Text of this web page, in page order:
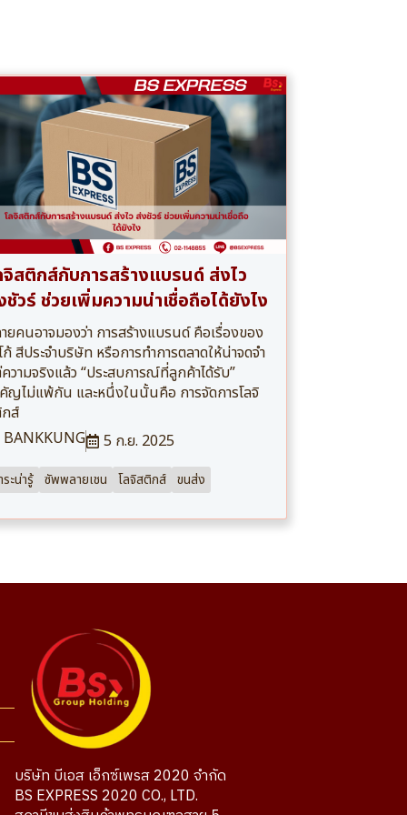
จิสติกส์กับการสร้างแบรนด์ ส่งไว
ชัวร์ ช่วยเพิ่มความน่าเชื่อถือได้ยังไง
ยคนอาจมองว่า การสร้างแบรนด์ คือเรื่องของ
ก้ สีประจำบริษัท หรือการทำการตลาดให้น่าจดจำ
วามจริงแล้ว “ประสบการณ์ที่ลูกค้าได้รับ”
ญไม่แพ้กัน และหนึ่งในนั้นคือ การจัดการโลจิ
ส์
BANKKUNG
5 ก.ย. 2025
ะน่ารู้ ซัพพลายเชน โลจิสติกส์ ขนส่ง
บริษัท บีเอส เอ็กซ์เพรส 2020 จำกัด
BS EXPRESS 2020 CO., LTD.